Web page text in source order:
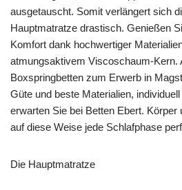
ausgetauscht. Somit verlängert sich
Hauptmatratze drastisch. Genießen
Komfort dank hochwertiger
atmungsaktivem Viscoschaum-Kern.
Boxspringbetten zum Erwerb in
Güte und beste Materialien,
erwarten Sie bei Betten Ebert.
auf diese Weise jede Schlafphase
Die Hauptmatratze